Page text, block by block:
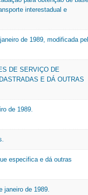
interestadual e
de 1989, modificada
DE SERVIÇO DE
E DÁ OUTRAS
de 1989.
especifica e dá outras
janeiro de 1989.